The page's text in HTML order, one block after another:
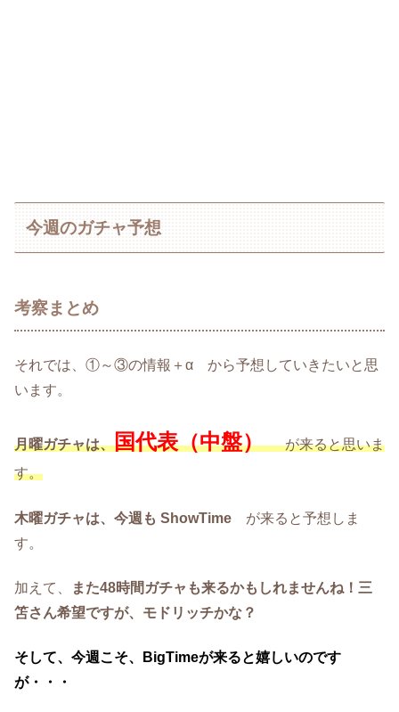
今週のガチャ予想
考察まとめ
それでは、①～③の情報＋α から予想していきたいと思
います。
月曜ガチャは、国代表（中盤）
が来ると思いま
す。
木曜ガチャは、今週も ShowTime が来ると予想しま
す。
加えて、
また48時間ガチャも来るかもしれませんね！三
笘さん希望ですが、モドリッチかな？
そして、今週こそ、BigTimeが来ると嬉しいのです
が・・・